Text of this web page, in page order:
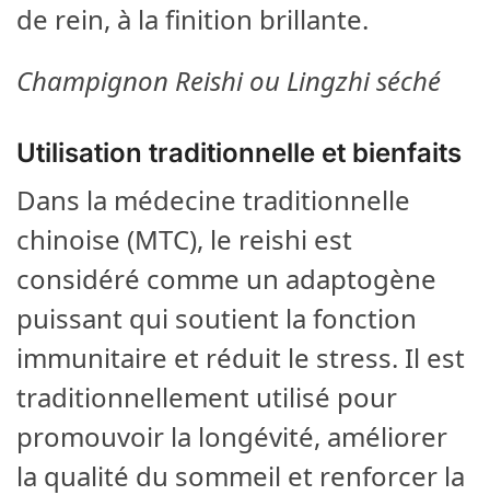
de rein, à la finition brillante.
Champignon Reishi ou Lingzhi séché
Utilisation traditionnelle et bienfaits
Dans la médecine traditionnelle
chinoise (MTC), le reishi est
considéré comme un adaptogène
puissant qui soutient la fonction
immunitaire et réduit le stress. Il est
traditionnellement utilisé pour
promouvoir la longévité, améliorer
la qualité du sommeil et renforcer la